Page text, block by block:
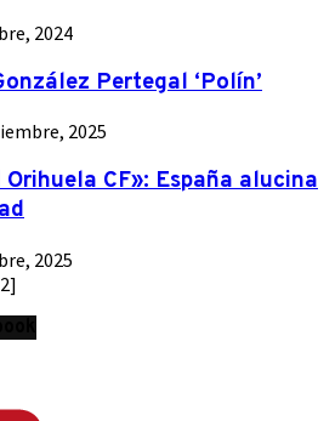
2024
Pertegal ‘Polín’
2025
CF»: España alucina
2025